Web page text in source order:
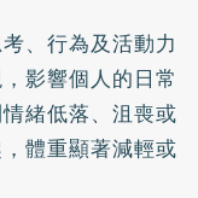
、行為及活動力
影響個人的日常
緒低落、沮喪或
體重顯著減輕或